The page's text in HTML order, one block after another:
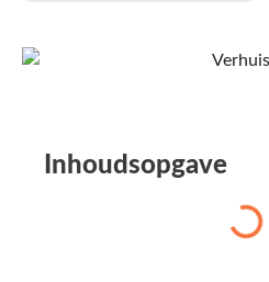
Inhoudsopgave